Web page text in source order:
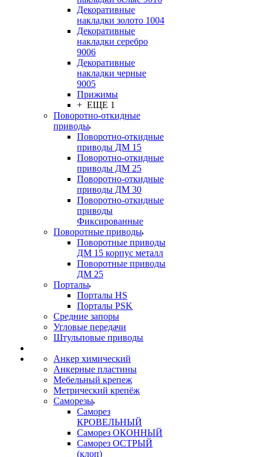
Декоративные
накладки золото 1004
Декоративные
накладки серебро
9006
Декоративные
накладки черные
9005
Прижимы
+ ЕЩЕ 1
Поворотно-откидные
приводы
Поворотно-откидные
приводы ДМ 15
Поворотно-откидные
приводы ДМ 25
Поворотно-откидные
приводы ДМ 30
Поворотно-откидные
приводы
Фиксированные
Поворотные приводы
Поворотные приводы
ДМ 15 корпус металл
Поворотные приводы
ДМ 25
Порталы
Порталы HS
Порталы PSK
Средние запоры
Угловые передачи
Штульповые приводы
Анкер химический
Анкерные пластины
Мебельный крепеж
Метрический крепёж
Саморезы
Саморез
КРОВЕЛЬНЫЙ
Саморез ОКОННЫЙ
Саморез ОСТРЫЙ
(клоп)